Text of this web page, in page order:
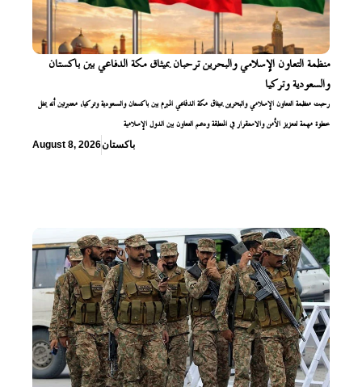
منظمة التعاون الإسلامي والبحرين ترحبان بميثاق مكة الدفاعي بين باكستان
والسعودية وتركيا
رحبت منظمة التعاون الإسلامي والبحرين بميثاق مكة الدفاعي المبرم بين باكستان والسعودية وتركيا، معتبرتين أنه يمثل
خطوة مهمة لتعزيز الأمن والاستقرار في المنطقة ودعم التعاون بين الدول الإسلامية
August 8, 2026باكستان